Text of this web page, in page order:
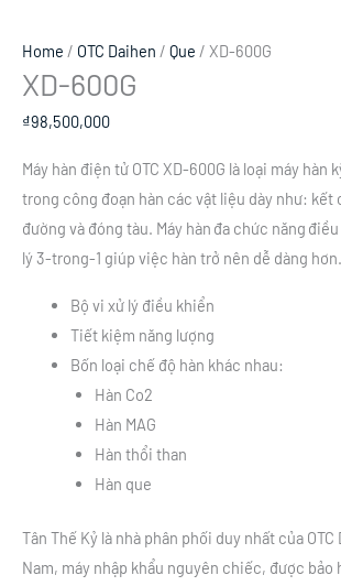
Home / OTC Daihen / Que / XD-600G
XD-600G
₫98,500,000
Máy hàn điện tử OTC XD-600G là loại máy hàn
trong công đoạn hàn các vật liệu dày như: kết
đường và đóng tàu. Máy hàn đa chức năng
lý 3-trong-1 giúp việc hàn trở nên dễ dàng hơn.
Bộ vi xử lý điều khiển
Tiết kiệm năng lượng
Bốn loại chế độ hàn khác nhau:
Hàn Co2
Hàn MAG
Hàn thổi than
Hàn que
Tân Thế Kỷ là nhà phân phối duy nhất của
Nam, máy nhập khẩu nguyên chiếc, được bảo